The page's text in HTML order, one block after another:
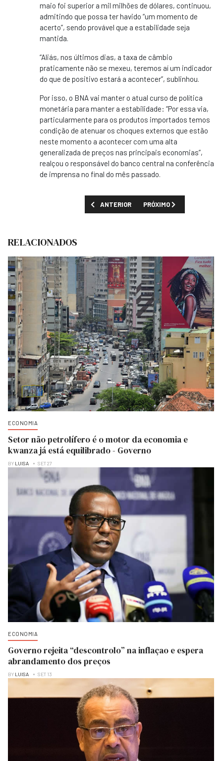
maio foi superior a mil milhões de dólares, continuou,
admitindo que possa ter havido “um momento de
acerto”, sendo provável que a estabilidade seja
mantida.
“Aliás, nos últimos dias, a taxa de câmbio
praticamente não se mexeu, teremos aí um indicador
do que de positivo estará a acontecer”, sublinhou.
Por isso, o BNA vai manter o atual curso de política
monetária para manter a estabilidade: “Por essa via,
particularmente para os produtos importados temos
condição de atenuar os choques externos que estão
neste momento a acontecer com uma alta
generalizada de preços nas principais economias”,
realçou o responsável do banco central na conferência
de imprensa no final do mês passado.
ARTIGO ANTERIOR: AINDA NÃO HÁ
ANTERIOR PRÓXIMO ARTIGO:
PRÓXIMO
RELACIONADOS
ECONOMIA
Setor não petrolífero é o motor da economia e
kwanza já está equilibrado - Governo
BY LUISA SET 27
ECONOMIA
Governo rejeita “descontrolo” na inflaçao e espera
abrandamento dos preços
BY LUISA SET 13